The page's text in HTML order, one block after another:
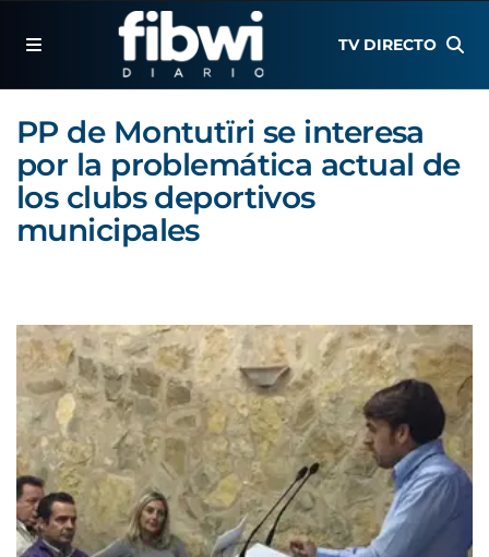
TV DIRECTO
PP de Montutïri se interesa
por la problemática actual de
los clubs deportivos
municipales